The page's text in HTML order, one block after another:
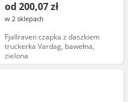
od 200,07 zł
w 2 sklepach
Fjallraven czapka z daszkiem
truckerka Vardag, bawełna,
zielona